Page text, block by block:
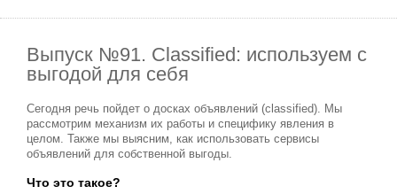
Выпуск №91. Classified: используем с
выгодой для себя
Сегодня речь пойдет о досках объявлений (classified). Мы
рассмотрим механизм их работы и специфику явления в
целом. Также мы выясним, как использовать сервисы
объявлений для собственной выгоды.
Что это такое?